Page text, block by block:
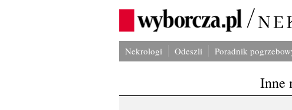
Nekrologi Odeszli Poradnik
Inne